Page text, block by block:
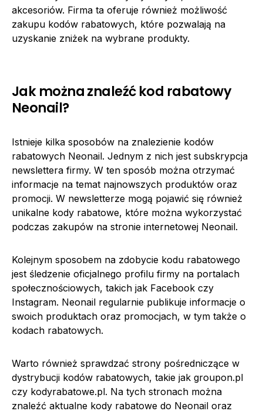
akcesoriów. Firma ta oferuje również możliwość
zakupu kodów rabatowych, które pozwalają na
uzyskanie zniżek na wybrane produkty.
Jak można znaleźć kod rabatowy
Neonail?
Istnieje kilka sposobów na znalezienie kodów
rabatowych Neonail. Jednym z nich jest subskrypcja
newslettera firmy. W ten sposób można otrzymać
informacje na temat najnowszych produktów oraz
promocji. W newsletterze mogą pojawić się również
unikalne kody rabatowe, które można wykorzystać
podczas zakupów na stronie internetowej Neonail.
Kolejnym sposobem na zdobycie kodu rabatowego
jest śledzenie oficjalnego profilu firmy na portalach
społecznościowych, takich jak Facebook czy
Instagram. Neonail regularnie publikuje informacje o
swoich produktach oraz promocjach, w tym także o
kodach rabatowych.
Warto również sprawdzać strony pośredniczące w
dystrybucji kodów rabatowych, takie jak groupon.pl
czy kodyrabatowe.pl. Na tych stronach można
znaleźć aktualne kody rabatowe do Neonail oraz